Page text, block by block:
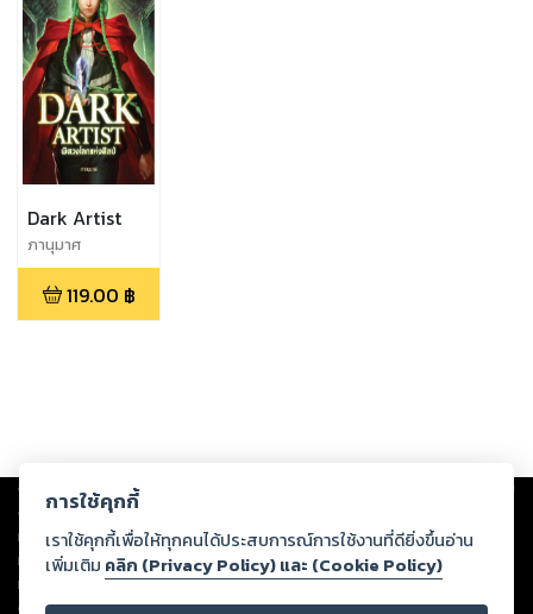
Dark Artist
ภานุมาศ
119.00 ฿
Copyright © 2026
ต่อผลงานหรือเนื้อหาใดที่อัปโหลดผ่านเว็บไซต์และปรากฏว่าละเมิดสิทธิใน
ทรัพย์สินทางปัญญาของบุคคลอื่นหรือขัดต่อกฎหมายและศีลธรรม ดังนั้น ผู้อ่าน
ทุกท่านโปรดใช้วิจารณญาณในการกลั่นกรองด้วยตนเอง และหากท่านพบว่าส่วน
หนึ่งส่วนใดขัดต่อกฎหมายและศีลธรรม กรุณาแจ้งมายังบริษัท เพื่อทีมงานจะได้
ดำเนินการในทันที ทั้งนี้ ทางสตอรี่ล็อกขอสงวนลิขสิทธิ์ตามพระราชบัญญัติ
การใช้คุกกี้
เราใช้คุกกี้เพื่อให้ทุกคนได้ประสบการณ์การใช้งานที่ดียิ่งขึ้นอ่าน
เพิ่มเติม คลิก (Privacy Policy) และ (Cookie Policy)